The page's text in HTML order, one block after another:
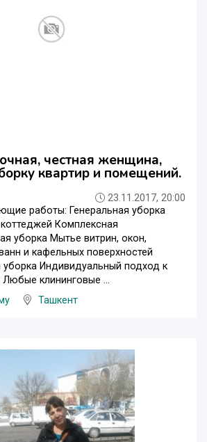
честная женщина,
квартир и помещений.
23.11.2017, 20:00
работы: Генеральная уборка
Комплексная
уборка Мытье витрин, окон,
и кафельных поверхностей
уборка Индивидуальный подход к
клининговые ...
Ташкент